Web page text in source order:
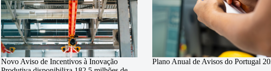
Novo Aviso de Incentivos à Inovação
Plano Anual de Avisos do Portugal